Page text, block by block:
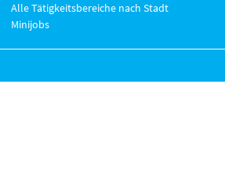
Alle Tätigkeitsbereiche nach Stadt
Minijobs